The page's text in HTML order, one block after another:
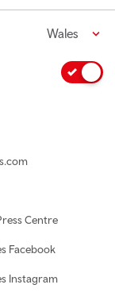
Wales
Centre
Facebook
Instagram